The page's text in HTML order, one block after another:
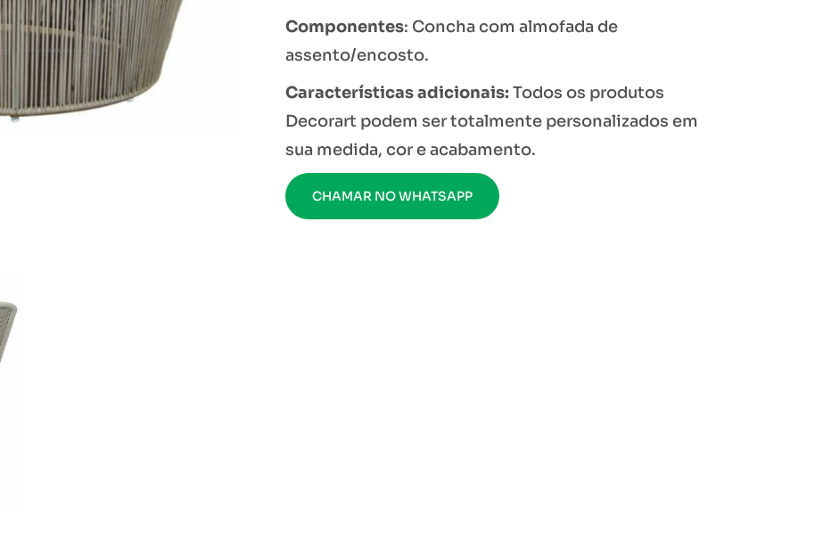
Componentes: Concha com almofada de
assento/encosto.
Características adicionais: Todos os produtos
Decorart podem ser totalmente personalizados em
sua medida, cor e acabamento.
CHAMAR NO WHATSAPP